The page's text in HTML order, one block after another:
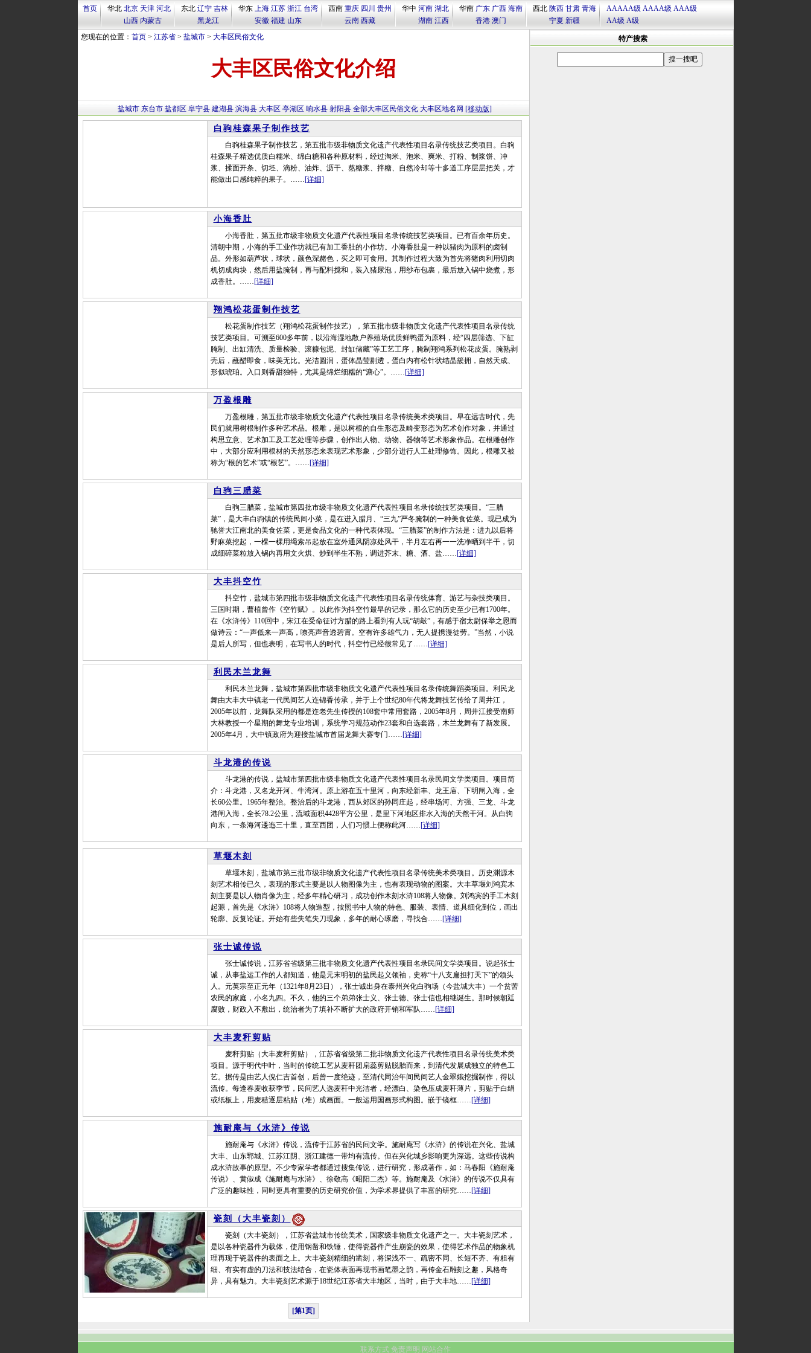
首页 华北 北京 天津 河北
山西 内蒙古
东北 辽宁 吉林
黑龙江
华东 上海 江苏 浙江 台湾
安徽 福建 山东
西南 重庆 四川 贵州
云南 西藏
华中 河南 湖北
湖南 江西
华南 广东 广西 海南
香港 澳门
西北 陕西 甘肃 青海
宁夏 新疆
AAAAA级 AAAA级 AAA级
AA级 A级
您现在的位置： 首页> 江苏省> 盐城市> 大丰区民俗文化
大丰区民俗文化介绍
盐城市 东台市 盐都区 阜宁县 建湖县 滨海县 大丰区 亭湖区 响水县 射阳县 全部大丰区民俗文化 大丰区地名网 [移动版]
白驹桂森果子制作技艺
白驹桂森果子制作技艺，第五批市级非物质文化遗产代表性项目名录传统技艺类项目。白驹
桂森果子精选优质白糯米、绵白糖和各种原材料，经过淘米、泡米、爽米、打粉、制浆饼、冲
浆、揉面开条、切坯、滴粉、油炸、沥干、熬糖浆、拌糖、自然冷却等十多道工序层层把关，才
能做出口感纯粹的果子。……[详细]
小海香肚
小海香肚，第五批市级非物质文化遗产代表性项目名录传统技艺类项目。已有百余年历史。
清朝中期，小海的手工业作坊就已有加工香肚的小作坊。小海香肚是一种以猪肉为原料的卤制
品。外形如葫芦状，球状，颜色深赭色，买之即可食用。其制作过程大致为首先将猪肉利用切肉
机切成肉块，然后用盐腌制，再与配料搅和，装入猪尿泡，用纱布包裹，最后放入锅中烧煮，形
成香肚。……[详细]
翔鸿松花蛋制作技艺
松花蛋制作技艺（翔鸿松花蛋制作技艺），第五批市级非物质文化遗产代表性项目名录传统
技艺类项目。可溯至600多年前，以沿海湿地散户养殖场优质鲜鸭蛋为原料，经“四层筛选、下缸
腌制、出缸清洗、质量检验、滚糠包泥、封缸储藏”等工艺工序，腌制翔鸿系列松花皮蛋。腌熟剥
壳后，蘸醋即食，味美无比。光洁圆润，蛋体晶莹剔透，蛋白内有松针状结晶簇拥，自然天成、
形似琥珀。入口则香甜独特，尤其是绵烂细糯的“溏心”。……[详细]
万盈根雕
万盈根雕，第五批市级非物质文化遗产代表性项目名录传统美术类项目。早在远古时代，先
民们就用树根制作多种艺术品。根雕，是以树根的自生形态及畸变形态为艺术创作对象，并通过
构思立意、艺术加工及工艺处理等步骤，创作出人物、动物、器物等艺术形象作品。在根雕创作
中，大部分应利用根材的天然形态来表现艺术形象，少部分进行人工处理修饰。因此，根雕又被
称为“根的艺术”或“根艺”。……[详细]
白驹三腊菜
白驹三腊菜，盐城市第四批市级非物质文化遗产代表性项目名录传统技艺类项目。“三腊
菜”，是大丰白驹镇的传统民间小菜，是在进入腊月、“三九”严冬腌制的一种美食佐菜。现已成为
驰誉大江南北的美食佐菜，更是食品文化的一种代表体现。“三腊菜”的制作方法是：进九以后将
野麻菜挖起，一棵一棵用绳索吊起放在室外通风阴凉处风干，半月左右再一一洗净晒到半干，切
成细碎菜粒放入锅内再用文火烘、炒到半生不熟，调进芥末、糖、酒、盐……[详细]
大丰抖空竹
抖空竹，盐城市第四批市级非物质文化遗产代表性项目名录传统体育、游艺与杂技类项目。
三国时期，曹植曾作《空竹赋》。以此作为抖空竹最早的记录，那么它的历史至少已有1700年。
在《水浒传》110回中，宋江在受命征讨方腊的路上看到有人玩“胡敲”，有感于宿太尉保举之恩而
做诗云：“一声低来一声高，嘹亮声音透碧霄。空有许多雄气力，无人提携漫徒劳。”当然，小说
是后人所写，但也表明，在写书人的时代，抖空竹已经很常见了……[详细]
利民木兰龙舞
利民木兰龙舞，盐城市第四批市级非物质文化遗产代表性项目名录传统舞蹈类项目。利民龙
舞由大丰大中镇老一代民间艺人迮锦香传承，并于上个世纪80年代将龙舞技艺传给了周井江，
2005年以前，龙舞队采用的都是迮老先生传授的108套中常用套路，2005年8月，周井江接受南师
大林教授一个星期的舞龙专业培训，系统学习规范动作23套和自选套路，木兰龙舞有了新发展。
2005年4月，大中镇政府为迎接盐城市首届龙舞大赛专门……[详细]
斗龙港的传说
斗龙港的传说，盐城市第四批市级非物质文化遗产代表性项目名录民间文学类项目。项目简
介：斗龙港，又名龙开河、牛湾河。原上游在五十里河，向东经新丰、龙王庙、下明闸入海，全
长60公里。1965年整治。整治后的斗龙港，西从郊区的孙同庄起，经串场河、方强、三龙、斗龙
港闸入海，全长78.2公里，流域面积4428平方公里，是里下河地区排水入海的天然干河。从白驹
向东，一条海河逶迤三十里，直至西团，人们习惯上便称此河……[详细]
草堰木刻
草堰木刻，盐城市第三批市级非物质文化遗产代表性项目名录传统美术类项目。历史渊源木
刻艺术相传已久，表现的形式主要是以人物图像为主，也有表现动物的图案。大丰草堰刘鸿宾木
刻主要是以人物肖像为主，经多年精心研习，成功创作木刻水浒108将人物像。刘鸿宾的手工木刻
起源，首先是《水浒》108将人物造型，按照书中人物的特色、服装、表情、道具细化到位，画出
轮廓、反复论证。开始有些失笔失刀现象，多年的耐心琢磨，寻找合……[详细]
张士诚传说
张士诚传说，江苏省省级第三批非物质文化遗产代表性项目名录民间文学类项目。说起张士
诚，从事盐运工作的人都知道，他是元末明初的盐民起义领袖，史称“十八支扁担打天下”的领头
人。元英宗至正元年（1321年8月23日），张士诚出身在泰州兴化白驹场（今盐城大丰）一个贫苦
农民的家庭，小名九四。不久，他的三个弟弟张士义、张士德、张士信也相继诞生。那时候朝廷
腐败，财政入不敷出，统治者为了填补不断扩大的政府开销和军队……[详细]
大丰麦秆剪贴
麦秆剪贴（大丰麦秆剪贴），江苏省省级第二批非物质文化遗产代表性项目名录传统美术类
项目。源于明代中叶，当时的传统工艺从麦秆团扇蕊剪贴脱胎而来，到清代发展成独立的特色工
艺。据传是由艺人倪仁吉首创，后曾一度绝迹，至清代同治年间民间艺人金翠娥挖掘制作，得以
流传。每逢春麦收获季节，民间艺人选麦秆中光洁者，经漂白、染色压成麦秆薄片，剪贴于白绢
或纸板上，用麦秸逐层粘贴（堆）成画面。一般运用国画形式构图。嵌于镜框……[详细]
施耐庵与《水浒》传说
施耐庵与《水浒》传说，流传于江苏省的民间文学。施耐庵写《水浒》的传说在兴化、盐城
大丰、山东郓城、江苏江阴、浙江建德一带均有流传。但在兴化城乡影响更为深远。这些传说构
成水浒故事的原型。不少专家学者都通过搜集传说，进行研究，形成著作，如：马春阳《施耐庵
传说》、黄俶成《施耐庵与水浒》、徐敬高《昭阳二杰》等。施耐庵及《水浒》的传说不仅具有
广泛的趣味性，同时更具有重要的历史研究价值，为学术界提供了丰富的研究……[详细]
瓷刻（大丰瓷刻）
瓷刻（大丰瓷刻），江苏省盐城市传统美术，国家级非物质文化遗产之一。大丰瓷刻艺术，
是以各种瓷器件为载体，使用钢凿和铁锤，使得瓷器件产生崩瓷的效果，使得艺术作品的物象机
理再现于瓷器件的表面之上。大丰瓷刻精细的凿刻，将深浅不一、疏密不同、长短不齐、有粗有
细、有实有虚的刀法和技法结合，在瓷体表面再现书画笔墨之韵，再传金石雕刻之趣，风格奇
异，具有魅力。大丰瓷刻艺术源于18世纪江苏省大丰地区，当时，由于大丰地……[详细]
[第1页]
特产搜索
联系方式 免责声明 网站合作